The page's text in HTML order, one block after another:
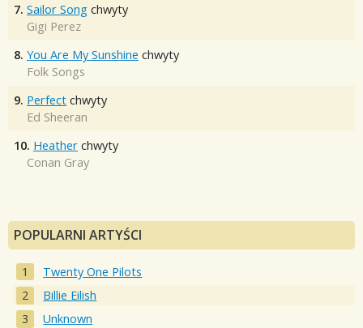
7. Sailor Song chwyty
Gigi Perez
8. You Are My Sunshine chwyty
Folk Songs
9. Perfect chwyty
Ed Sheeran
10. Heather chwyty
Conan Gray
POPULARNI ARTYŚCI
Twenty One Pilots
Billie Eilish
Unknown